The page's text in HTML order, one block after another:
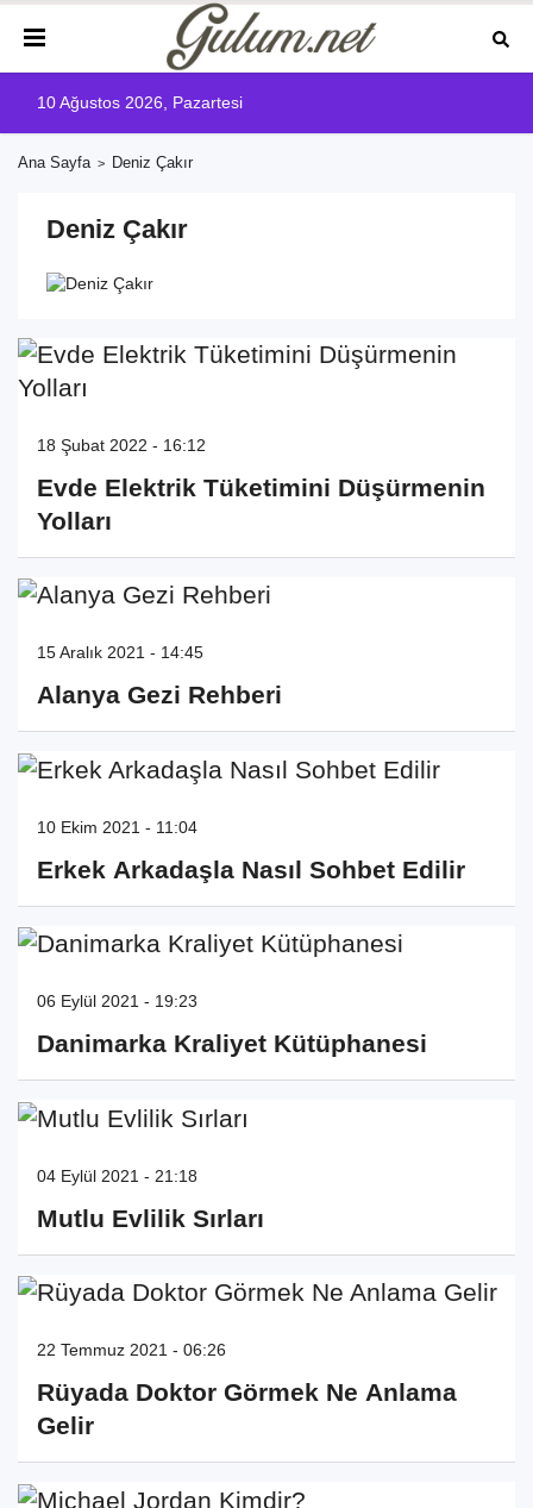
10 Ağustos 2026, Pazartesi
Ana Sayfa Deniz Çakır
Deniz Çakır
18 Şubat 2022 - 16:12
Evde Elektrik Tüketimini Düşürmenin
Yolları
15 Aralık 2021 - 14:45
Alanya Gezi Rehberi
10 Ekim 2021 - 11:04
Erkek Arkadaşla Nasıl Sohbet Edilir
06 Eylül 2021 - 19:23
Danimarka Kraliyet Kütüphanesi
04 Eylül 2021 - 21:18
Mutlu Evlilik Sırları
22 Temmuz 2021 - 06:26
Rüyada Doktor Görmek Ne Anlama
Gelir